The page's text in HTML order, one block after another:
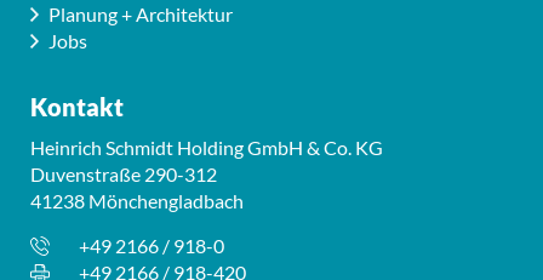
Planung + Architektur
Jobs
Kontakt
Heinrich Schmidt Holding GmbH & Co. KG
Duvenstraße 290-312
41238 Mönchengladbach
+49 2166 / 918-0
+49 2166 / 918-420